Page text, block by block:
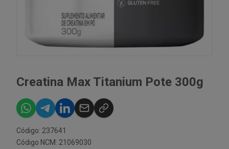
Creatina Max Titanium Pote 300g
Código: 237641
Código NCM: 21069030